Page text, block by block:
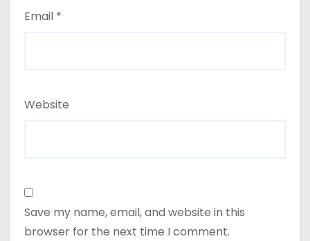
Email *
Website
Save my name, email, and website in this
browser for the next time I comment.